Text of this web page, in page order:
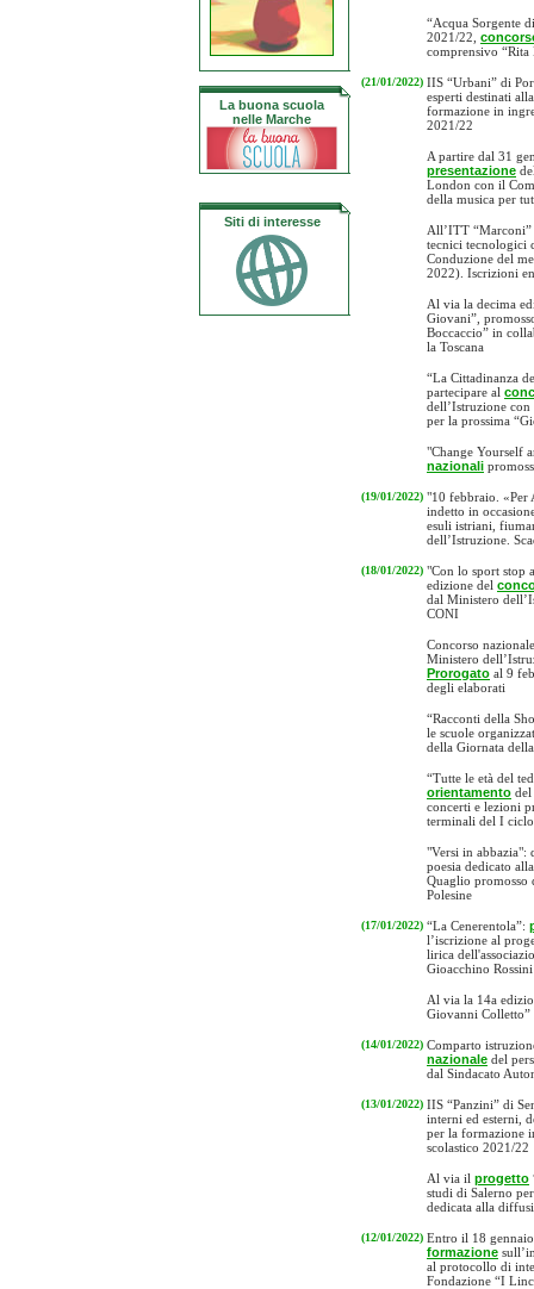
La buona scuola
nelle Marche
Siti di interesse
“Acqua Sorgente
2021/22,
comprensivo
(21/01/2022) IIS “Urbani” di
esperti destinati
formazione in
2021/22
A partire dal 31
presentazione
London con il
della musica per
All’ITT
tecnici tecnologici
Conduzione del
2022). Iscrizioni
Al via la decima
Giovani”,
Boccaccio” in
la Toscana
“La Cittadinanza
partecipare al
dell’Istruzione
per la prossima
"Change Yourself
nazionali
(19/01/2022) "10 febbraio.
indetto in
esuli istriani,
dell’Istruzione.
(18/01/2022) "Con lo sport stop
edizione del
dal Ministero
CONI
Concorso
Ministero
Prorogato al 9
degli elaborati
“Racconti della
le scuole
della Giornata
“Tutte le età del
orientamento del
concerti e lezioni
terminali del I ciclo
"Versi in abbazia":
poesia dedicato
Quaglio promosso
Polesine
(17/01/2022) “La Cenerentola”:
l’iscrizione al
lirica
Gioacchino Rossini
Al via la 14a
Giovanni Colletto”
(14/01/2022) Comparto
nazionale del
dal Sindacato
(13/01/2022) IIS “Panzini” di
interni ed esterni,
per la formazione
scolastico 2021/22
Al via il progetto
studi di Salerno
dedicata alla
(12/01/2022) Entro il 18
formazione
al protocollo di
Fondazione “I